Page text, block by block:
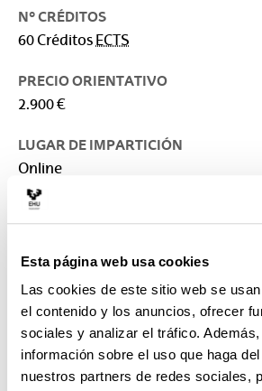
Esta página web usa cookies
Las cookies de este sitio web se
el contenido y los anuncios, ofrecer
sociales y analizar el tráfico.
información sobre el uso que haga
nuestros partners de redes sociales,
Nº CRÉDITOS
60 Créditos ECTS
PRECIO ORIENTATIVO
2.900 €
LUGAR DE IMPARTICIÓN
Online
RESPONSABLE
CONTACTO
maitane_campos001@ehu.eus
946017131
Posibilidad de cursarlo